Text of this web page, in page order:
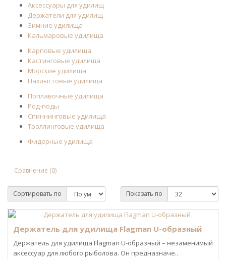
Аксессуары для удилищ
Держатели для удилищ
Зимние удилища
Кальмаровые удилища
Карповые удилища
Кастинговые удилища
Морские удилища
Нахлыстовые удилища
Поплавочные удилища
Род-поды
Спиннинговые удилища
Троллинговые удилища
Фидерные удилища
Сравнение (0)
Сортировать по Показать по
Держатель для удилища Flagman U-образный
Держатель для удилища Flagman U-образный – незаменимый
аксессуар для любого рыболова. Он предназначе..